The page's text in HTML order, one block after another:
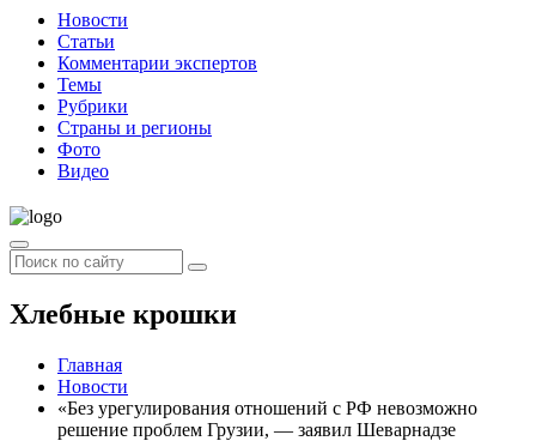
Новости
Статьи
Комментарии экспертов
Темы
Рубрики
Страны и регионы
Фото
Видео
Хлебные крошки
Главная
Новости
«Без урегулирования отношений с РФ невозможно
решение проблем Грузии, — заявил Шеварнадзе